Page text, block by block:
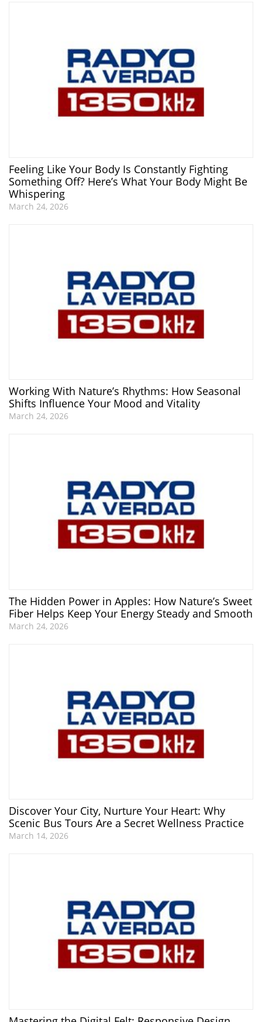
Feeling Like Your Body Is Constantly Fighting
Something Off? Here’s What Your Body Might Be
Whispering
March 24, 2026
Working With Nature’s Rhythms: How Seasonal
Shifts Influence Your Mood and Vitality
March 24, 2026
The Hidden Power in Apples: How Nature’s Sweet
Fiber Helps Keep Your Energy Steady and Smooth
March 24, 2026
Discover Your City, Nurture Your Heart: Why
Scenic Bus Tours Are a Secret Wellness Practice
March 14, 2026